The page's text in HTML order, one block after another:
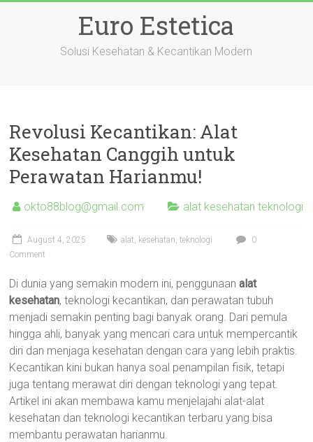
Euro Estetica
Solusi Kesehatan & Kecantikan Modern
Revolusi Kecantikan: Alat
Kesehatan Canggih untuk
Perawatan Harianmu!
okto88blog@gmail.com alat kesehatan teknologi
August 4, 2025 alat, kesehatan,teknologi
0
Comment
Di dunia yang semakin modern ini, penggunaanalat
kesehatan, teknologi kecantikan, dan perawatan tubuh
menjadi semakin penting bagi banyak orang. Dari pemula
hingga ahli, banyak yang mencari cara untuk mempercantik
diri dan menjaga kesehatan dengan cara yang lebih praktis.
Kecantikan kini bukan hanya soal penampilan fisik, tetapi
juga tentang merawat diri dengan teknologi yang tepat.
Artikel ini akan membawa kamu menjelajahi alat-alat
kesehatan dan teknologi kecantikan terbaru yang bisa
membantu perawatan harianmu.